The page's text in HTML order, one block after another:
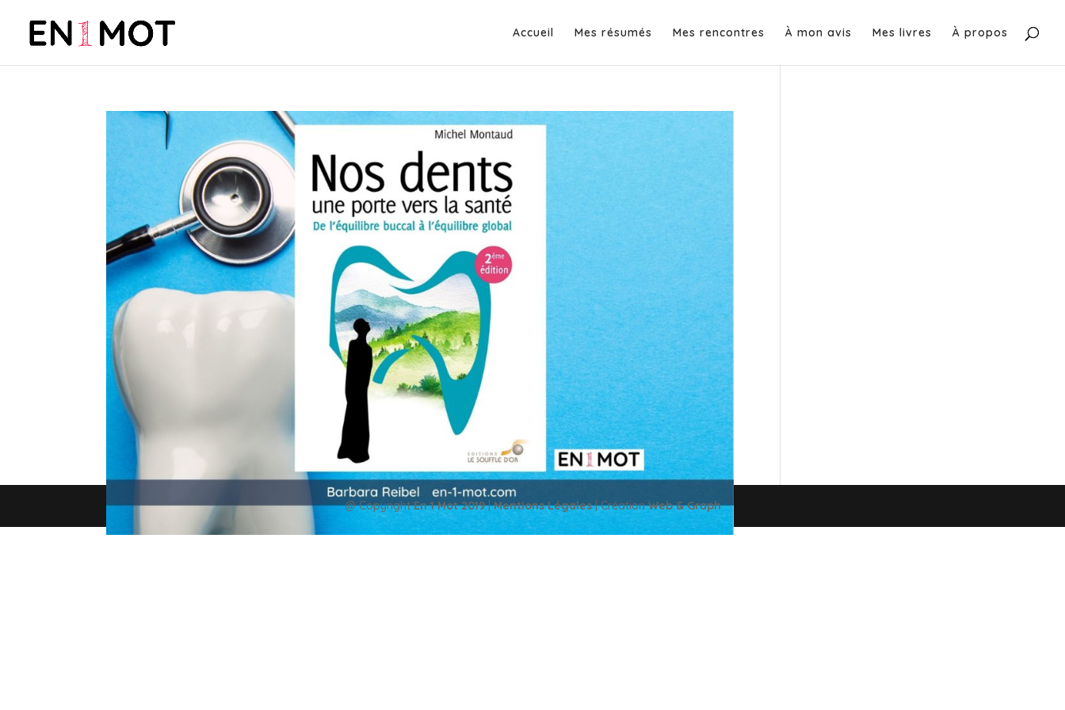
Accueil Mes résumés Mes rencontres À mon avis Mes livres À propos
Nos dents, une porte vers la santé par Michel Montaud
par Art & méthode,Non classé
Nos dents, une porte vers la santépar Michel Montaud Santé, Psycho 14 novembre 2013 [social_warfare] Temps de
lecture : 7 min 4 Ce livre sur les dents est une plongée dans la dentosophie, une thérapeutique dentaire qui établit le lien
entre la bouche et le reste du...
@ CopyrightEn 1 Mot 2019|Mentions Légales| CréationWeb & Graph